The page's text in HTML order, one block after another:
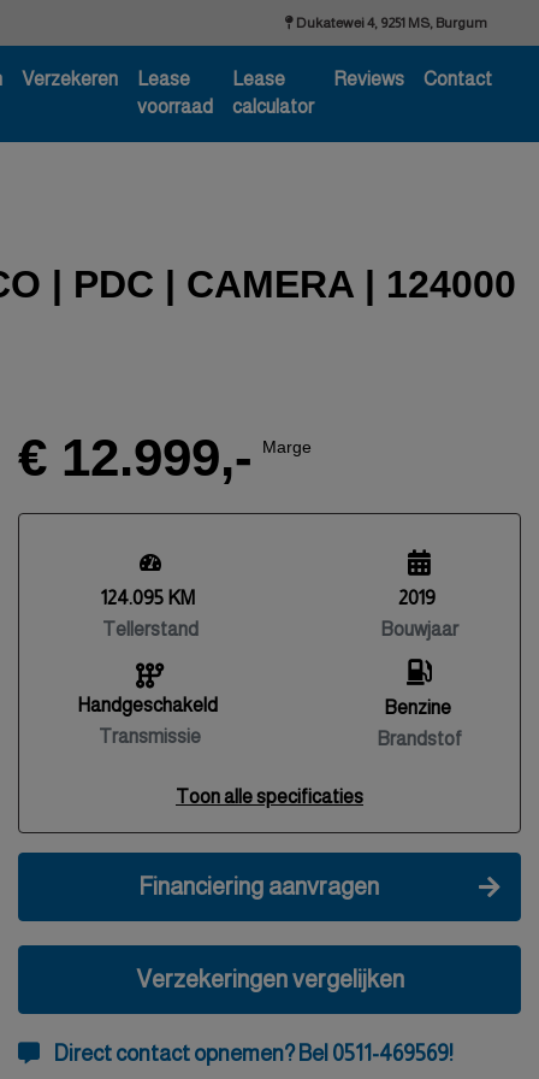
Dukatewei 4, 9251 MS, Burgum
Verzekeren
Lease
voorraad
Lease
calculator
Reviews Contact
| PDC | CAMERA | 124000
€ 12.999,- Marge
124.095 KM
Tellerstand
Handgeschakeld
Transmissie
2019
Bouwjaar
Benzine
Brandstof
Toon alle specificaties
Financiering aanvragen
Verzekeringen vergelijken
Direct contact opnemen? Bel 0511-469569!